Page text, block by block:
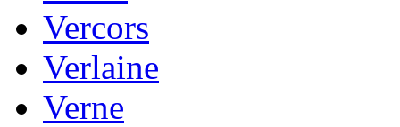
Vercors
Verlaine
Verne